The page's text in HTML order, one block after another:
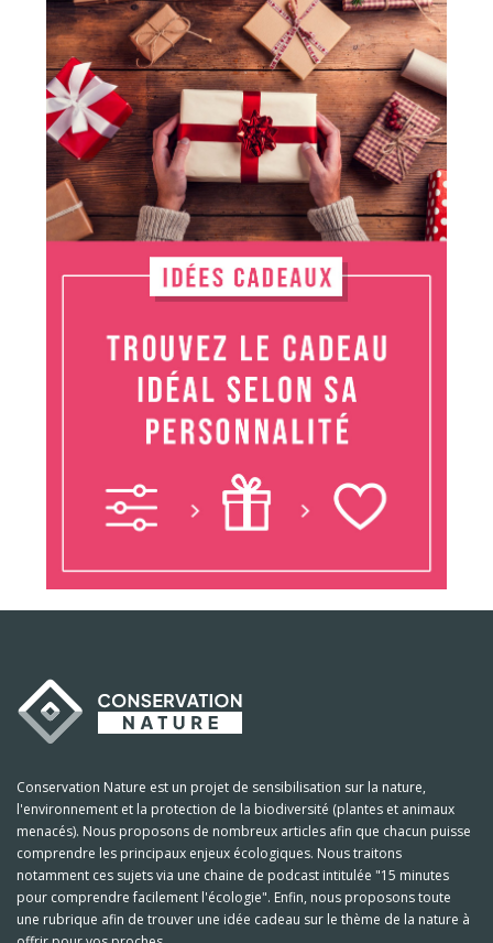
Conservation Nature est un projet de sensibilisation sur la nature,
l'environnement et la protection de la biodiversité (plantes et animaux
menacés). Nous proposons de nombreux articles afin que chacun puisse
comprendre les principaux enjeux écologiques. Nous traitons
notamment ces sujets via une chaine de podcast intitulée "15 minutes
pour comprendre facilement l'écologie". Enfin, nous proposons toute
une rubrique afin de trouver une idée cadeau sur le thème de la nature à